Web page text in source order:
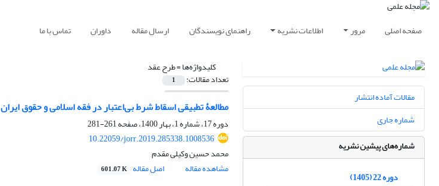
صفحه اصلی مرور اطلاعات نشریه راهنمای نویسندگان ارسال مقاله داوران تماس با ما
کلیدواژه‌ها =طرح عقد
تعداد مقالات: 1
مطالعۀ تطبیقی اسقاط شرط بی‌اعتبار در فقه اسلامی و حقوق ایران
دوره 17، شماره 1، بهار 1400، صفحه
261-281
10.22059/jorr.2019.285338.1008536
محمد حسین وکیلی مقدم
مشاهده مقاله
اصل مقاله 601.07 K
مقالات آماده انتشار
شماره جاری
شماره‌های پیشین نشریه
دوره 22 (1405)